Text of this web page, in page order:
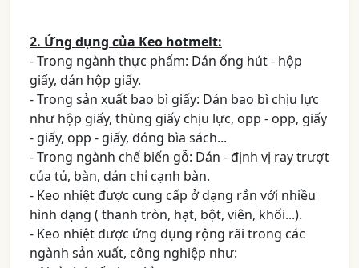
2. Ứng dụng của Keo hotmelt:
- Trong ngành thực phẩm: Dán ống hút - hộp
giấy, dán hộp giấy.
- Trong sản xuất bao bì giấy: Dán bao bì chịu lực
như hộp giấy, thùng giấy chịu lực, opp - opp, giấy
- giấy, opp - giấy, đóng bìa sách...
- Trong ngành chế biến gỗ: Dán - định vị ray trượt
của tủ, bàn, dán chỉ cạnh bàn.
- Keo nhiệt được cung cấp ở dạng rắn với nhiều
hình dạng ( thanh tròn, hạt, bột, viên, khối...).
- Keo nhiệt được ứng dụng rộng rãi trong các
ngành sản xuất, công nghiệp như: